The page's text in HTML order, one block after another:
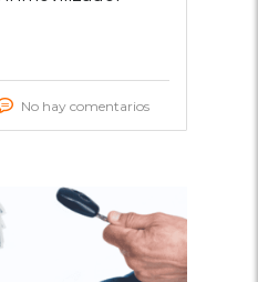
No hay comentarios